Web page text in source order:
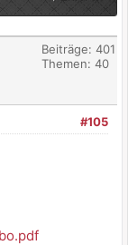
Beiträge: 401
Themen: 40
#105